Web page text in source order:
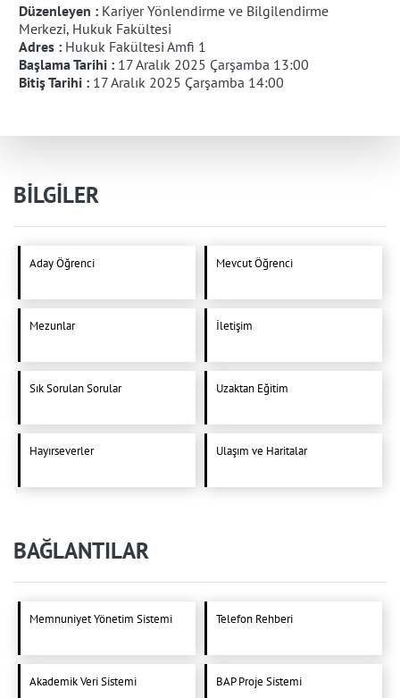
Düzenleyen : Kariyer Yönlendirme ve Bilgilendirme
Merkezi, Hukuk Fakültesi
Adres : Hukuk Fakültesi Amfi 1
Başlama Tarihi : 17 Aralık 2025 Çarşamba 13:00
Bitiş Tarihi : 17 Aralık 2025 Çarşamba 14:00
BİLGİLER
Aday Öğrenci Mevcut Öğrenci
Mezunlar İletişim
Sık Sorulan Sorular Uzaktan Eğitim
Hayırseverler Ulaşım ve Haritalar
BAĞLANTILAR
Memnuniyet Yönetim Sistemi Telefon Rehberi
Akademik Veri Sistemi BAP Proje Sistemi